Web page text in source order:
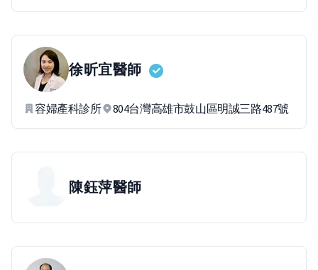
徐昕宜醫師
容婦產科診所 804台灣高雄市鼓山區明誠三路487號
陳鈺萍醫師